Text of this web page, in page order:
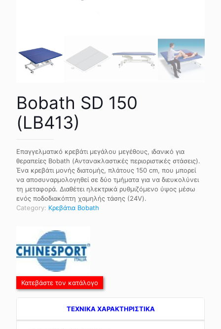
Bobath SD 150
(LB413)
Επαγγελματικό κρεβάτι μεγάλου μεγέθους, ιδανικό για
θεραπείες Bobath (Αντανακλαστικές περιοριστικές στάσεις).
Ένα κρεβάτι μονής διατομής, πλάτους 150 cm, που μπορεί
να αποσυναρμολογηθεί σε δύο τμήματα για να διευκολύνει
τη μεταφορά. Διαθέτει ηλεκτρικά ρυθμιζόμενο ύψος μέσω
ενός ποδοδιακόπτη χαμηλής τάσης (24V).
Category: Κρεβάτια Bobath
Κατεβάστε τον κατάλογο
TEXNIKA ΧΑΡΑΚΤΗΡΙΣΤΙΚΑ